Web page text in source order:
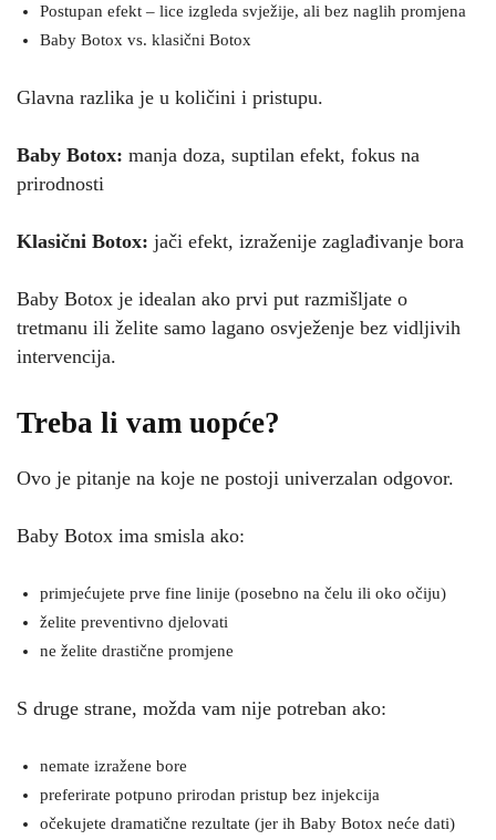
Postupan efekt – lice izgleda svježije, ali bez naglih promjena
Baby Botox vs. klasični Botox
Glavna razlika je u količini i pristupu.
Baby Botox: manja doza, suptilan efekt, fokus na
prirodnosti
Klasični Botox: jači efekt, izraženije zaglađivanje bora
Baby Botox je idealan ako prvi put razmišljate o
tretmanu ili želite samo lagano osvježenje bez vidljivih
intervencija.
Treba li vam uopće?
Ovo je pitanje na koje ne postoji univerzalan odgovor.
Baby Botox ima smisla ako:
primjećujete prve fine linije (posebno na čelu ili oko očiju)
želite preventivno djelovati
ne želite drastične promjene
S druge strane, možda vam nije potreban ako:
nemate izražene bore
preferirate potpuno prirodan pristup bez injekcija
očekujete dramatične rezultate (jer ih Baby Botox neće dati)